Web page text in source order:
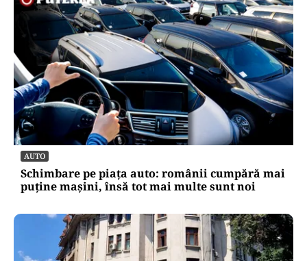
AUTO
Schimbare pe piața auto: românii cumpără mai
puține mașini, însă tot mai multe sunt noi